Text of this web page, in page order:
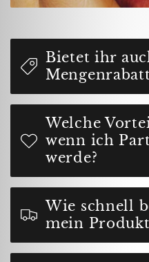
Bietet ihr
Welche
wenn ich
werde?
Wie schnell
mein